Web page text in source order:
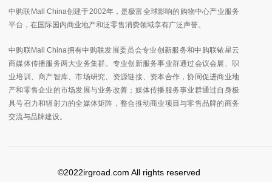
中购联Mall China创建于2002年，是极富全球影响的购物中心产业服务
平台，在国际国内商业地产和泛零售消费领域享有广泛声誉。
中购联Mall China拥有中购联发展委员会专业创新服务和中购联铱星云
商媒体传播服务两大业务集群。专业创新服务事业群通过会议会展、职
业培训、商产智库、市场研究、资源链接、资本合作，协同促进商业地
产和零售企业的市场发展与业务改善；媒体传播服务事业群通过自身极
具号召力和辐射力的全媒体矩阵，整合推动商业项目与零售品牌的商务
交流与品牌建设。
©2022irgroad.com All rights reserved